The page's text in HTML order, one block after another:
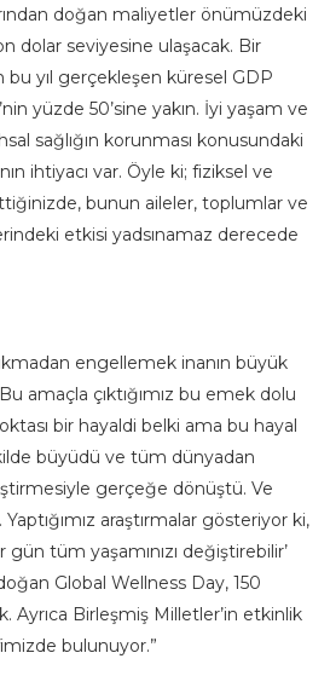
doğan maliyetler önümüzdeki
dolar seviyesine ulaşacak. Bir
bu yıl gerçekleşen küresel GDP
yüzde 50’sine yakın. İyi yaşam ve
sağlığın korunması konusundaki
ihtiyacı var. Öyle ki; fiziksel ve
bunun aileler, toplumlar ve
etkisi yadsınamaz derecede
engellemek inanın büyük
amaçla çıktığımız bu emek dolu
bir hayaldi belki ama bu hayal
büyüdü ve tüm dünyadan
gerçeğe dönüştü. Ve
araştırmalar gösteriyor ki,
gün tüm yaşamınızı değiştirebilir’
Global Wellness Day, 150
Ayrıca Birleşmiş Milletler’in etkinlik
bulunuyor.”